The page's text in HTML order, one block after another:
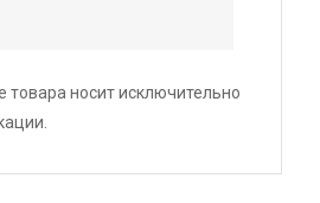
товара носит исключительно